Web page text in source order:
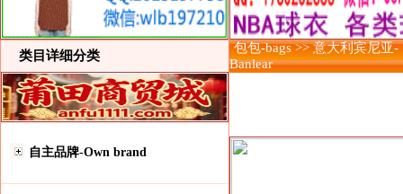
类目详细分类
自主品牌-Own brand
包包-bags >> 意大利宾尼亚-
Banlear